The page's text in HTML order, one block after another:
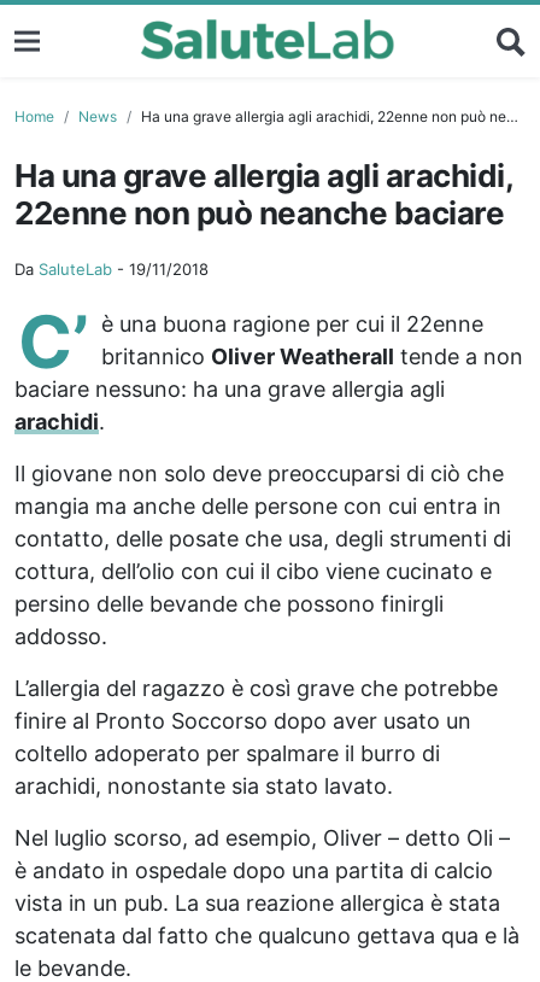
Home News Ha una grave allergia agli arachidi, 22enne non può neanche baciare
Ha una grave allergia agli arachidi,
22enne non può neanche baciare
Da SaluteLab - 19/11/2018
C’
è una buona ragione per cui il 22enne
britannico Oliver Weatherall tende a non
baciare nessuno: ha una grave allergia agli
arachidi.
Il giovane non solo deve preoccuparsi di ciò che
mangia ma anche delle persone con cui entra in
contatto, delle posate che usa, degli strumenti di
cottura, dell’olio con cui il cibo viene cucinato e
persino delle bevande che possono finirgli
addosso.
L’allergia del ragazzo è così grave che potrebbe
finire al Pronto Soccorso dopo aver usato un
coltello adoperato per spalmare il burro di
arachidi, nonostante sia stato lavato.
Nel luglio scorso, ad esempio, Oliver – detto Oli –
è andato in ospedale dopo una partita di calcio
vista in un pub. La sua reazione allergica è stata
scatenata dal fatto che qualcuno gettava qua e là
le bevande.